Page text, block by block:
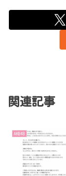
関連記事
AKB48